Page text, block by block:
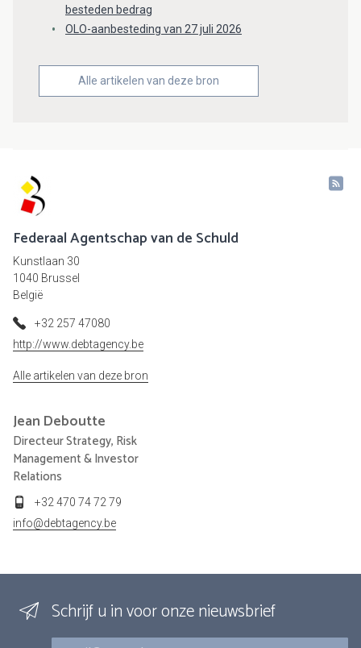
besteden bedrag
OLO-aanbesteding van 27 juli 2026
Alle artikelen van deze bron
Federaal Agentschap van de Schuld
Kunstlaan 30
1040 Brussel
België
+32 257 47080
http://www.debtagency.be
Alle artikelen van deze bron
Jean Deboutte
Directeur Strategy, Risk
Management & Investor
Relations
+32 470 74 72 79
info@debtagency.be
Schrijf u in voor onze nieuwsbrief